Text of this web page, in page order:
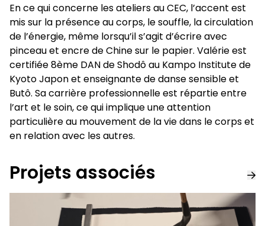
En ce qui concerne les ateliers au CEC, l’accent est
mis sur la présence au corps, le souffle, la circulation
de l’énergie, même lorsqu’il s’agit d’écrire avec
pinceau et encre de Chine sur le papier. Valérie est
certifiée 8ème DAN de Shodô au Kampo Institute de
Kyoto Japon et enseignante de danse sensible et
Butô. Sa carrière professionnelle est répartie entre
l’art et le soin, ce qui implique une attention
particulière au mouvement de la vie dans le corps et
en relation avec les autres.
Projets associés